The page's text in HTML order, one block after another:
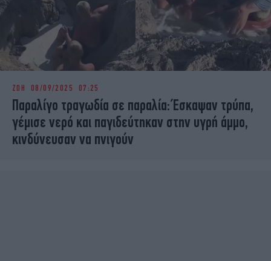
ΖΩΗ 08/09/2025 07:25
Παραλίγο τραγωδία σε παραλία: Έσκαψαν τρύπα,
γέμισε νερό και παγιδεύτηκαν στην υγρή άμμο,
κινδύνευσαν να πνιγούν